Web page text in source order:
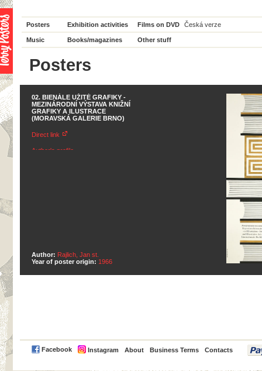
Posters Exhibition activities Films on DVD Česká verze
Music Books/magazines Other stuff
Posters
02. BIENÁLE UŽITÉ GRAFIKY -
MEZINÁRODNÍ VÝSTAVA KNIŽNÍ
GRAFIKY A ILUSTRACE
(MORAVSKÁ GALERIE BRNO)
Direct link
Author's profile
Author: Rajlich, Jan st.
Year of poster origin: 1966
Facebook Instagram About Business Terms Contacts
PayPal